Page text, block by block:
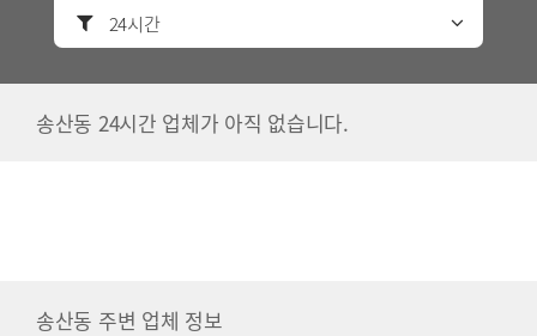
24시간
송산동 24시간 업체가 아직 없습니다.
송산동 주변 업체 정보